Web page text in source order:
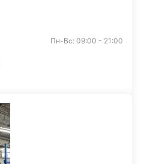
Пн-Вс: 09:00 - 21:00